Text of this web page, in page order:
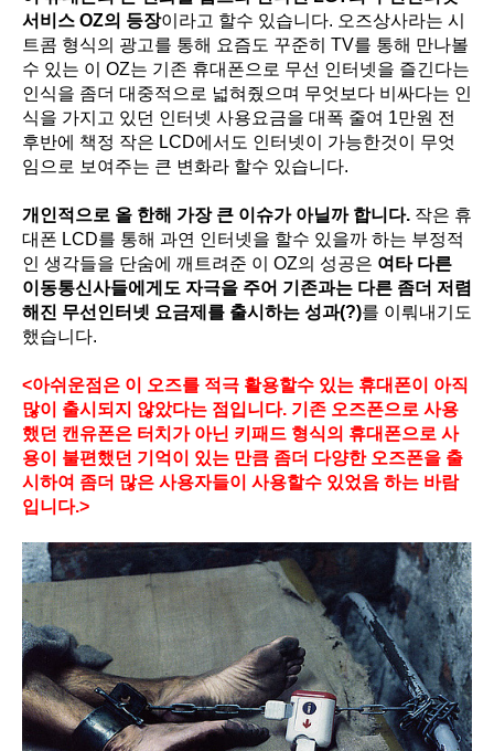
서비스 OZ의 등장이라고 할수 있습니다. 오즈상사라는 시
트콤 형식의 광고를 통해 요즘도 꾸준히 TV를 통해 만나볼
수 있는 이 OZ는 기존 휴대폰으로 무선 인터넷을 즐긴다는
인식을 좀더 대중적으로 넓혀줬으며 무엇보다 비싸다는 인
식을 가지고 있던 인터넷 사용요금을 대폭 줄여 1만원 전
후반에 책정 작은 LCD에서도 인터넷이 가능한것이 무엇
임으로 보여주는 큰 변화라 할수 있습니다.
개인적으로 올 한해 가장 큰 이슈가 아닐까 합니다. 작은 휴
대폰 LCD를 통해 과연 인터넷을 할수 있을까 하는 부정적
인 생각들을 단숨에 깨트려준 이 OZ의 성공은 여타 다른
이동통신사들에게도 자극을 주어 기존과는 다른 좀더 저렴
해진 무선인터넷 요금제를 출시하는 성과(?)를 이뤄내기도
했습니다.
<아쉬운점은 이 오즈를 적극 활용할수 있는 휴대폰이 아직
많이 출시되지 않았다는 점입니다. 기존 오즈폰으로 사용
했던 캔유폰은 터치가 아닌 키패드 형식의 휴대폰으로 사
용이 불편했던 기억이 있는 만큼 좀더 다양한 오즈폰을 출
시하여 좀더 많은 사용자들이 사용할수 있었음 하는 바람
입니다.>